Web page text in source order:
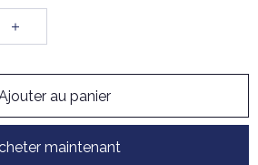
au panier
maintenant